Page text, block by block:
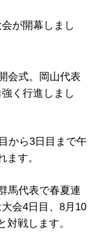
が開幕しまし
会式。岡山代表
く行進しまし
から3日目まで午
す。
馬代表で春夏連
会4日目、8月10
対戦します。